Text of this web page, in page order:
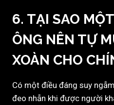
6. TẠI SAO
ÔNG NÊN TỰ
XOÀN CHO
Có một điều đáng suy
đeo nhẫn khi được người